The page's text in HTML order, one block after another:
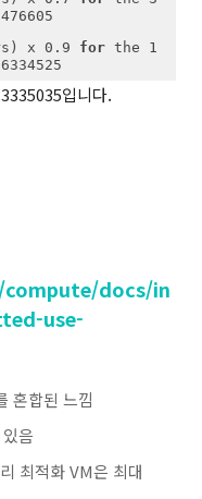
x 0.9 for the 1
입니다.
docs/in
use-
혼합된 느낌
음
최적화 VM은 최대